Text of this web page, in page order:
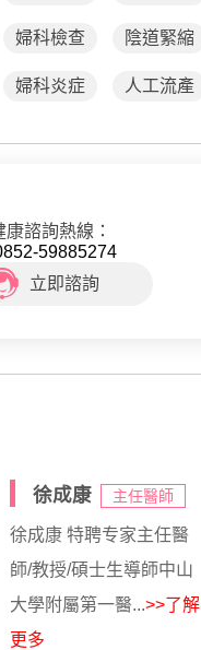
婦科檢查 陰道緊縮
婦科炎症 人工流產
康諮詢熱線：
59885274
立即諮詢
徐成康 主任醫師
徐成康 特聘专家主任醫
師/教授/碩士生導師中山
大學附屬第一醫...>>了解
更多